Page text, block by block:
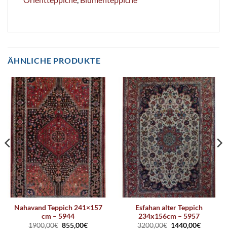
ÄHNLICHE PRODUKTE
Nahavand Teppich 241×157
cm – 5944
1900,00€ 855,00€
Esfahan alter Teppich
234x156cm – 5957
3200,00€ 1440,00€